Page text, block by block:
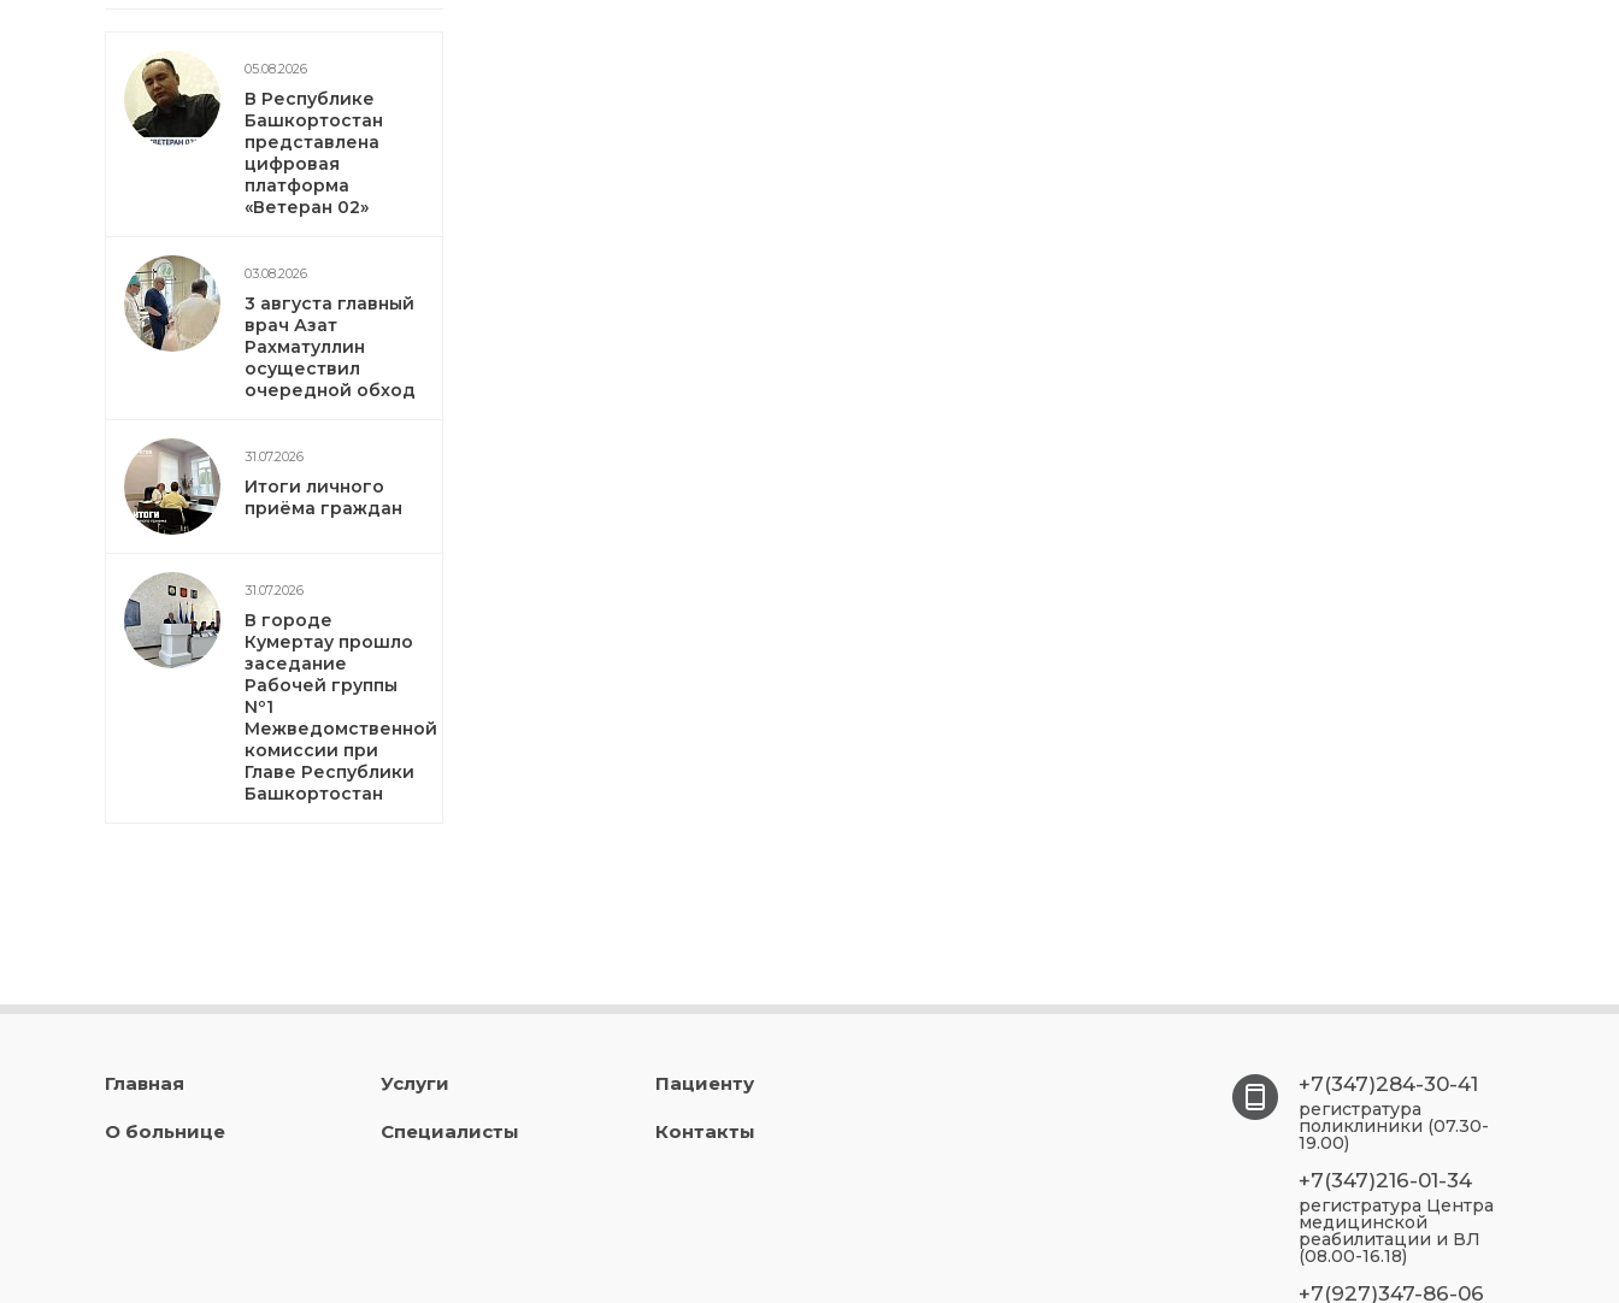
05.08.2026
В Республике
Башкортостан
представлена
цифровая
платформа
«Ветеран 02»
03.08.2026
3 августа главный
врач Азат
Рахматуллин
осуществил
очередной обход
31.07.2026
Итоги личного
приёма граждан
31.07.2026
В городе
Кумертау прошло
заседание
Рабочей группы
Nº1
Межведомственной
комиссии при
Главе Республики
Башкортостан
Главная
О больнице
Услуги
Специалисты
Пациенту
Контакты
+7(347)284-30-41
регистратура
поликлиники (07.30-
19.00)
+7(347)216-01-34
регистратура Центра
медицинской
реабилитации и ВЛ
(08.00-16.18)
+7(927)347-86-06